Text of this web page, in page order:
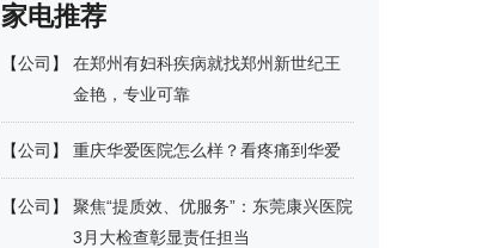
家电推荐
【公司 】
在郑州有妇科疾病就找郑州新世纪王
金艳，专业可靠
【公司 】 重庆华爱医院怎么样？看疼痛到华爱
【公司 】
聚焦“提质效、优服务”：东莞康兴医院
3月大检查彰显责任担当